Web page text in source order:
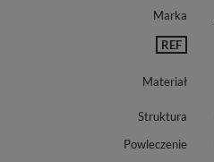
Marka
REF
Materiał
Struktura
Powleczenie